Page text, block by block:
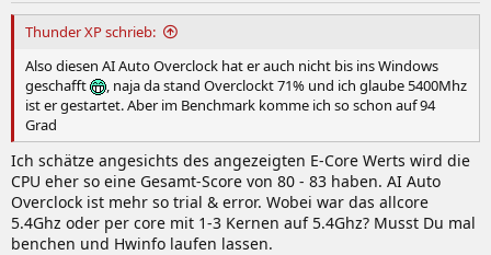
Thunder XP schrieb:
Also diesen AI Auto Overclock hat er auch nicht bis ins Windows
geschafft
, naja da stand Overclockt 71% und ich glaube 5400Mhz
ist er gestartet. Aber im Benchmark komme ich so schon auf 94
Grad
Ich schätze angesichts des angezeigten E-Core Werts wird die
CPU eher so eine Gesamt-Score von 80 - 83 haben. AI Auto
Overclock ist mehr so trial & error. Wobei war das allcore
5.4Ghz oder per core mit 1-3 Kernen auf 5.4Ghz? Musst Du mal
benchen und Hwinfo laufen lassen.